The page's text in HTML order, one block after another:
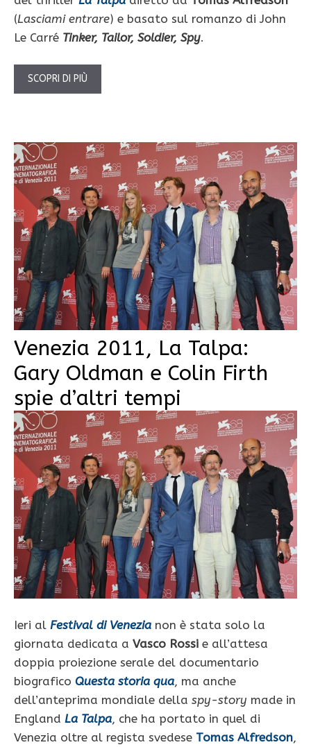
(Lasciami entrare) e basato sul romanzo di John
Le Carré Tinker, Tailor, Soldier, Spy.
SCOPRI DI PIÙ
Venezia 2011, La Talpa:
Gary Oldman e Colin Firth
spie d’altri tempi
Ieri al Festival di Venezia non è stata solo la
giornata dedicata a Vasco Rossi e all’attesa
doppia proiezione serale del documentario
biografico Questa storia qua, ma anche
dell’anteprima mondiale della spy-story made in
England La Talpa, che ha portato in quel di
Venezia oltre al regista svedese Tomas Alfredson,